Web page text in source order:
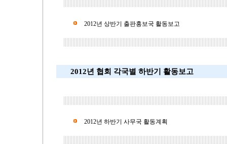
2012년 상반기 출판홍보국 활동보고
2012년 협회 각국별 하반기 활동보고
2012년 하반기 사무국 활동계획